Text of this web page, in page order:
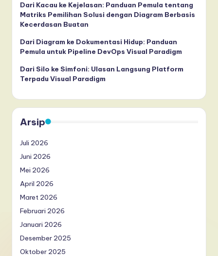
Dari Kacau ke Kejelasan: Panduan Pemula tentang
Matriks Pemilihan Solusi dengan Diagram Berbasis
Kecerdasan Buatan
Dari Diagram ke Dokumentasi Hidup: Panduan
Pemula untuk Pipeline DevOps Visual Paradigm
Dari Silo ke Simfoni: Ulasan Langsung Platform
Terpadu Visual Paradigm
Arsip
Juli 2026
Juni 2026
Mei 2026
April 2026
Maret 2026
Februari 2026
Januari 2026
Desember 2025
Oktober 2025